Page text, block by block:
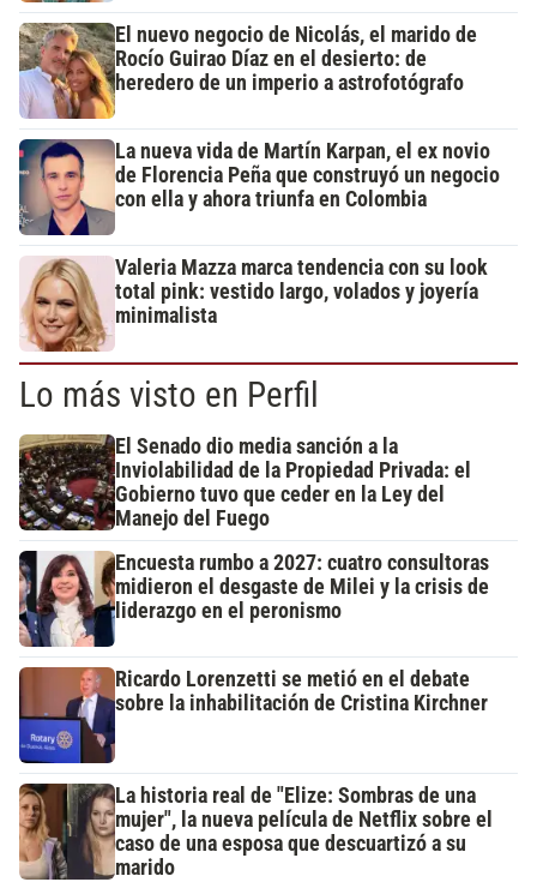
El nuevo negocio de Nicolás, el marido de
Rocío Guirao Díaz en el desierto: de
heredero de un imperio a astrofotógrafo
La nueva vida de Martín Karpan, el ex novio
de Florencia Peña que construyó un negocio
con ella y ahora triunfa en Colombia
Valeria Mazza marca tendencia con su look
total pink: vestido largo, volados y joyería
minimalista
Lo más visto en Perfil
El Senado dio media sanción a la
Inviolabilidad de la Propiedad Privada: el
Gobierno tuvo que ceder en la Ley del
Manejo del Fuego
Encuesta rumbo a 2027: cuatro consultoras
midieron el desgaste de Milei y la crisis de
liderazgo en el peronismo
Ricardo Lorenzetti se metió en el debate
sobre la inhabilitación de Cristina Kirchner
La historia real de "Elize: Sombras de una
mujer", la nueva película de Netflix sobre el
caso de una esposa que descuartizó a su
marido